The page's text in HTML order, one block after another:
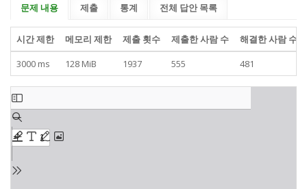
문제 내용 제출 통계 전체 답안 목록
시간 제한 메모리 제한 제출 횟수 제출한 사람 수
해결한 사람 수
3000 ms
128 MiB 1937 555 481